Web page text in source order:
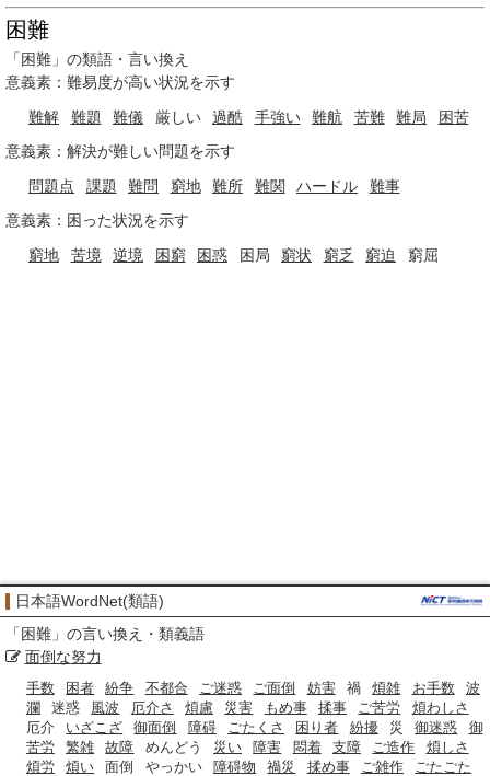
困難
「困難」の類語・言い換え
意義素：難易度が高い状況を示す
難解
難題 難儀 厳しい 過酷 手強い 難航 苦難 難局
困苦
意義素：解決が難しい問題を示す
問題点
課題 難問 窮地 難所 難関 ハードル
難事
意義素：困った状況を示す
窮地
苦境 逆境 困窮 困惑 困局 窮状 窮乏 窮迫 窮屈
日本語WordNet(類語)
「困難 」の言い換え・類義語
面倒な努力
手数 困者 紛争 不都合 ご迷惑 ご面倒 妨害 禍 煩雑 お手数
波
瀾
迷惑 風波 厄介さ 煩慮 災害 もめ事 揉事 ご苦労
煩わしさ
厄介
いざこざ 御面倒 障碍 ごたくさ 困り者 紛擾 災 御迷惑
御
苦労
繁雑 故障 めんどう 災い 障害 悶着 支障 ご造作
煩しさ
煩労
煩い 面倒 やっかい 障碍物 禍災 揉め事 ご雑作
ごたごた